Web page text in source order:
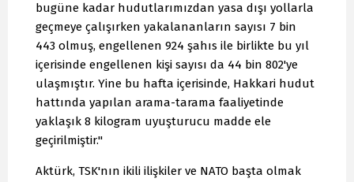
bugüne kadar hudutlarımızdan yasa dışı yollarla
geçmeye çalışırken yakalananların sayısı 7 bin
443 olmuş, engellenen 924 şahıs ile birlikte bu yıl
içerisinde engellenen kişi sayısı da 44 bin 802'ye
ulaşmıştır. Yine bu hafta içerisinde, Hakkari hudut
hattında yapılan arama-tarama faaliyetinde
yaklaşık 8 kilogram uyuşturucu madde ele
geçirilmiştir."
Aktürk, TSK'nın ikili ilişkiler ve NATO başta olmak